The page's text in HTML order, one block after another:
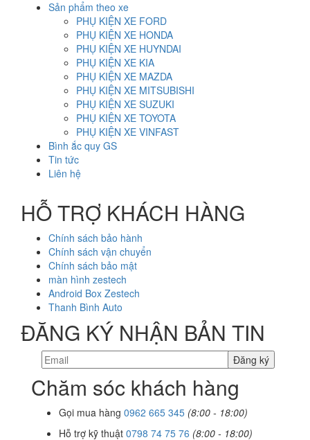
Sản phẩm theo xe
PHỤ KIỆN XE FORD
PHỤ KIỆN XE HONDA
PHỤ KIỆN XE HUYNDAI
PHỤ KIỆN XE KIA
PHỤ KIỆN XE MAZDA
PHỤ KIỆN XE MITSUBISHI
PHỤ KIỆN XE SUZUKI
PHỤ KIỆN XE TOYOTA
PHỤ KIỆN XE VINFAST
Bình ắc quy GS
Tin tức
Liên hệ
HỖ TRỢ KHÁCH HÀNG
Chính sách bảo hành
Chính sách vận chuyển
Chính sách bảo mật
màn hình zestech
Android Box Zestech
Thanh Bình Auto
ĐĂNG KÝ NHẬN BẢN TIN
Chăm sóc khách hàng
Gọi mua hàng 0962 665 345 (8:00 - 18:00)
Hỗ trợ kỹ thuật 0798 74 75 76 (8:00 - 18:00)